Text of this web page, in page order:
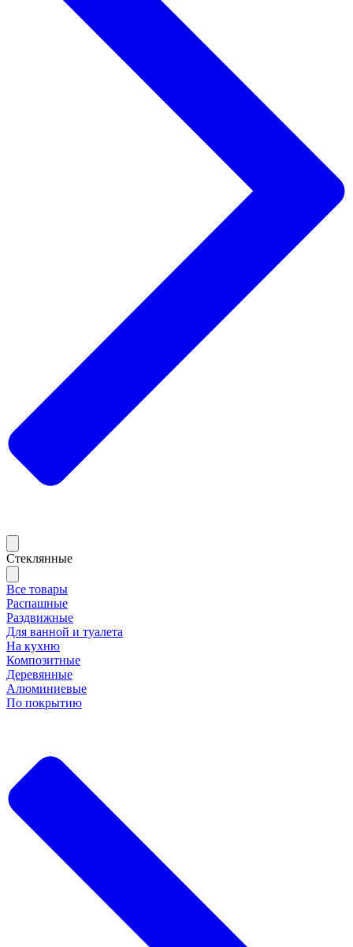
Стеклянные
Все товары
Распашные
Раздвижные
Для ванной и туалета
На кухню
Композитные
Деревянные
Алюминиевые
По покрытию